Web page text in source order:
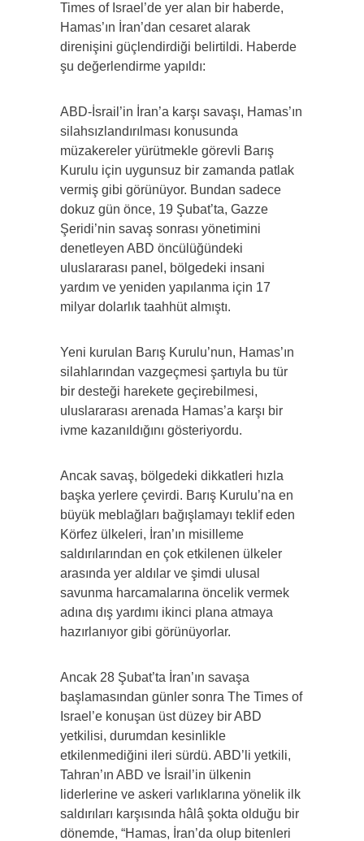
Times of Israel’de yer alan bir haberde,
Hamas’ın İran’dan cesaret alarak
direnişini güçlendirdiği belirtildi. Haberde
şu değerlendirme yapıldı:
ABD-İsrail’in İran’a karşı savaşı, Hamas’ın
silahsızlandırılması konusunda
müzakereler yürütmekle görevli Barış
Kurulu için uygunsuz bir zamanda patlak
vermiş gibi görünüyor. Bundan sadece
dokuz gün önce, 19 Şubat’ta, Gazze
Şeridi’nin savaş sonrası yönetimini
denetleyen ABD öncülüğündeki
uluslararası panel, bölgedeki insani
yardım ve yeniden yapılanma için 17
milyar dolarlık taahhüt almıştı.
Yeni kurulan Barış Kurulu’nun, Hamas’ın
silahlarından vazgeçmesi şartıyla bu tür
bir desteği harekete geçirebilmesi,
uluslararası arenada Hamas’a karşı bir
ivme kazanıldığını gösteriyordu.
Ancak savaş, bölgedeki dikkatleri hızla
başka yerlere çevirdi. Barış Kurulu’na en
büyük meblağları bağışlamayı teklif eden
Körfez ülkeleri, İran’ın misilleme
saldırılarından en çok etkilenen ülkeler
arasında yer aldılar ve şimdi ulusal
savunma harcamalarına öncelik vermek
adına dış yardımı ikinci plana atmaya
hazırlanıyor gibi görünüyorlar.
Ancak 28 Şubat’ta İran’ın savaşa
başlamasından günler sonra The Times of
Israel’e konuşan üst düzey bir ABD
yetkilisi, durumdan kesinlikle
etkilenmediğini ileri sürdü. ABD’li yetkili,
Tahran’ın ABD ve İsrail’in ülkenin
liderlerine ve askeri varlıklarına yönelik ilk
saldırıları karşısında hâlâ şokta olduğu bir
dönemde, “Hamas, İran’da olup bitenleri